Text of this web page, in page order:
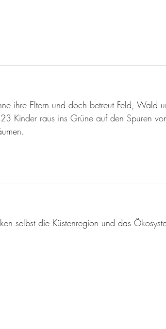
ihre Eltern und doch betreut Feld, Wald
Kinder raus ins Grüne auf den Spuren
selbst die Küstenregion und das